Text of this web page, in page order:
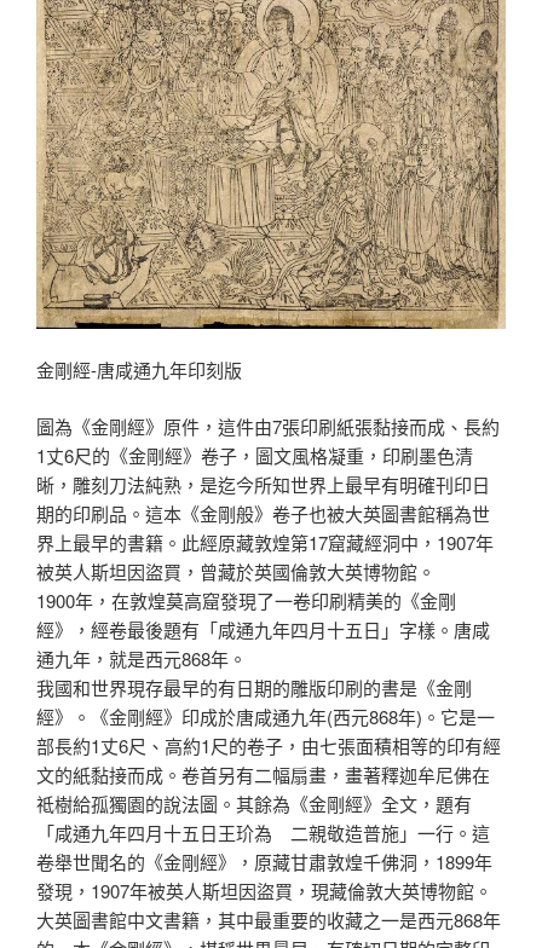
金剛經-唐咸通九年印刻版
圖為《金剛經》原件，這件由7張印刷紙張黏接而成、長約
1丈6尺的《金剛經》卷子，圖文風格凝重，印刷墨色清
晰，雕刻刀法純熟，是迄今所知世界上最早有明確刊印日
期的印刷品。這本《金剛般》卷子也被大英圖書館稱為世
界上最早的書籍。此經原藏敦煌第17窟藏經洞中，1907年
被英人斯坦因盜買，曾藏於英國倫敦大英博物館。
1900年，在敦煌莫高窟發現了一卷印刷精美的《金剛
經》，經卷最後題有「咸通九年四月十五日」字樣。唐咸
通九年，就是西元868年。
我國和世界現存最早的有日期的雕版印刷的書是《金剛
經》。《金剛經》印成於唐咸通九年(西元868年)。它是一
部長約1丈6尺、高約1尺的卷子，由七張面積相等的印有經
文的紙黏接而成。卷首另有二幅扇畫，畫著釋迦牟尼佛在
祗樹給孤獨園的說法圖。其餘為《金剛經》全文，題有
「咸通九年四月十五日王玠為 二親敬造普施」一行。這
卷舉世聞名的《金剛經》，原藏甘肅敦煌千佛洞，1899年
發現，1907年被英人斯坦因盜買，現藏倫敦大英博物館。
大英圖書館中文書籍，其中最重要的收藏之一是西元868年